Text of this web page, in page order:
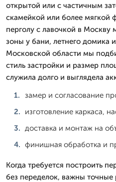
открытой или с частичным
скамейкой или более мягкой
перголу с лавочкой в
зоны у бани, летнего домика
Московской области мы
стиль застройки и размер
служила долго и выглядела
замер и согласование
изготовление каркаса,
доставка и монтаж на
финишная обработка и
Когда требуется построить
без переделок, важны